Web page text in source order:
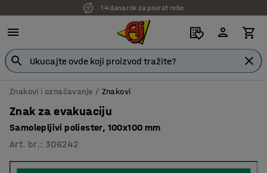
14 dana rok za povrat robe
7 godina garancije
Znakovi i označavanje Znakovi
Znak za evakuaciju
Samolepljivi poliester, 100x100 mm
Art. br. : 306242